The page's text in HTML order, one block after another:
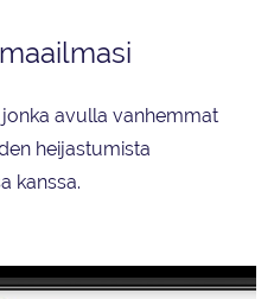
avulla vanhemmat
heijastumista
kanssa.